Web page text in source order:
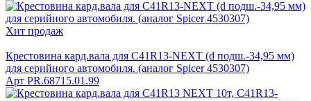
Хит продаж
Крестовина кард.вала для C41R13-NEXT (d подш.-34,95 мм)
для серийного автомобиля. (аналог Spicer 4530307)
Арт PR.68715.01.99